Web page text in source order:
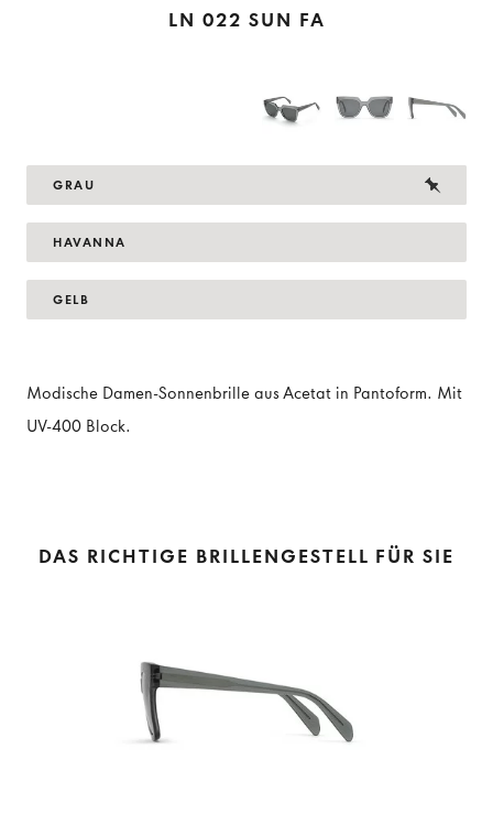
LN 022 SUN FA
GRAU
HAVANNA
GELB
Modische Damen-Sonnenbrille aus Acetat in Pantoform. Mit
UV-400 Block.
DAS RICHTIGE BRILLENGESTELL FÜR SIE